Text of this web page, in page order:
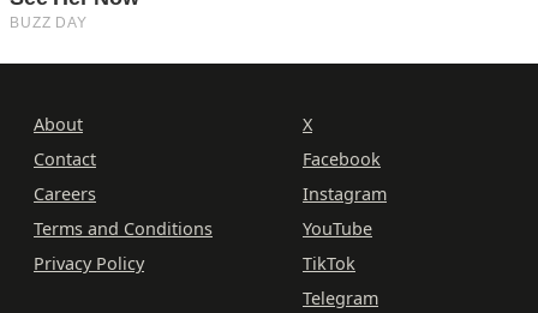
About
Contact
Careers
Terms and Conditions
Privacy Policy
X
Facebook
Instagram
YouTube
TikTok
Telegram